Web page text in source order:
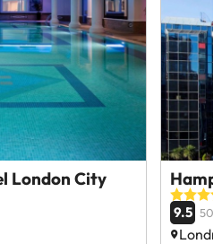
London City
9.5